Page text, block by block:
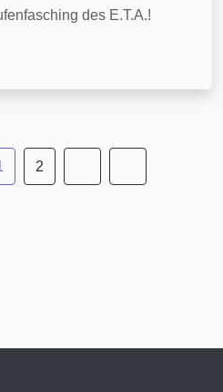
des E.T.A.!
2